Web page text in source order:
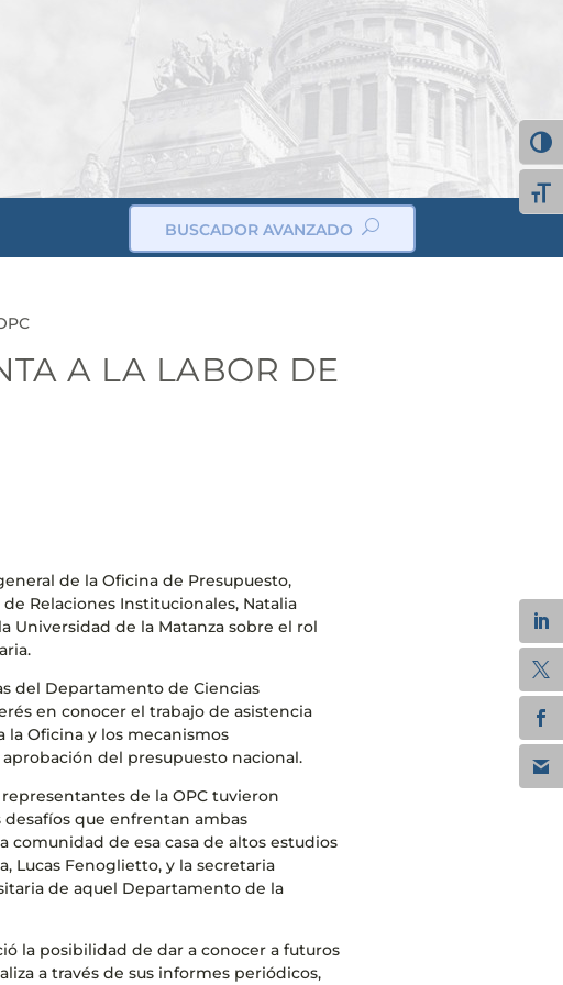
BUSCADOR AVANZADO
on
A LA LABOR DE
de la Oficina de Presupuesto,
Relaciones Institucionales, Natalia
Universidad de la Matanza sobre el rol
del Departamento de Ciencias
en conocer el trabajo de asistencia
la Oficina y los mecanismos
del presupuesto nacional.
de la OPC tuvieron
que enfrentan ambas
de esa casa de altos estudios
Lucas Fenoglietto, y la secretaria
de aquel Departamento de la
la posibilidad de dar a conocer a futuros
a través de sus informes periódicos,